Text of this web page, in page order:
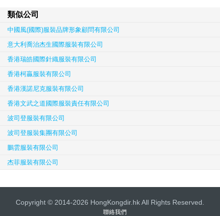
類似公司
中國風(國際)服裝品牌形象顧問有限公司
意大利喬治杰生國際服裝有限公司
香港瑞皓國際針織服裝有限公司
香港柯贏服裝有限公司
香港漢諾尼克服裝有限公司
香港文武之道國際服裝責任有限公司
波司登服裝有限公司
波司登服裝集團有限公司
鵬雲服裝有限公司
杰菲服裝有限公司
Copyright © 2014-2026 HongKongdir.hk All Rights Reserved.
聯絡我們